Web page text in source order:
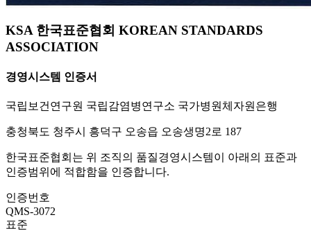
KSA 한국표준협회 KOREAN STANDARDS
ASSOCIATION
경영시스템 인증서
국립보건연구원 국립감염병연구소 국가병원체자원은행
충청북도 청주시 흥덕구 오송읍 오송생명2로 187
한국표준협회는 위 조직의 품질경영시스템이 아래의 표준과
인증범위에 적합함을 인증합니다.
인증번호
QMS-3072
표준